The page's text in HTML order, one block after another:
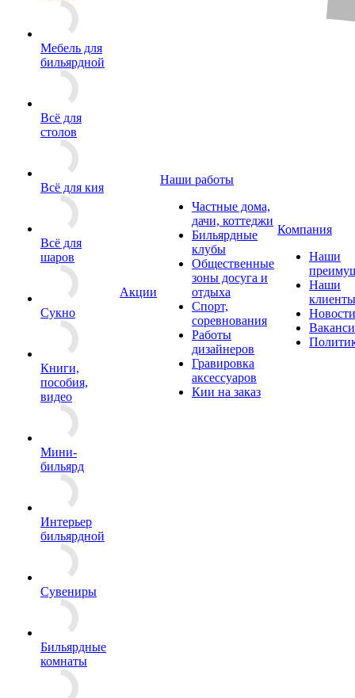
Мебель для
бильярдной
Всё для
столов
Всё для кия
Всё для
шаров
Сукно
Книги,
пособия,
видео
Мини-
бильярд
Интерьер
бильярдной
Сувениры
Бильярдные
комнаты
Акции
Наши работы
Частные дома,
дачи, коттеджи
Бильярдные
клубы
Общественные
зоны досуга и
отдыха
Спорт,
соревнования
Работы
дизайнеров
Гравировка
аксессуаров
Кии на заказ
Компания
Наши
Наши
клиенты
Новости